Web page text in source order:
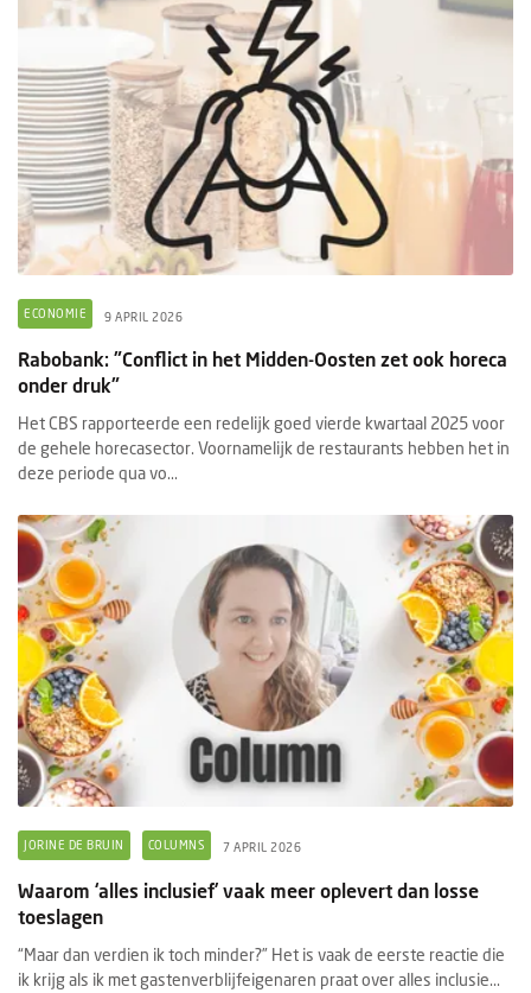
ECONOMIE 9 APRIL 2026
Rabobank: "Conflict in het Midden-Oosten zet ook horeca
onder druk"
Het CBS rapporteerde een redelijk goed vierde kwartaal 2025 voor
de gehele horecasector. Voornamelijk de restaurants hebben het in
deze periode qua vo...
JORINE DE BRUIN COLUMNS 7 APRIL 2026
Waarom ‘alles inclusief’ vaak meer oplevert dan losse
toeslagen
“Maar dan verdien ik toch minder?” Het is vaak de eerste reactie die
ik krijg als ik met gastenverblijfeigenaren praat over alles inclusie...